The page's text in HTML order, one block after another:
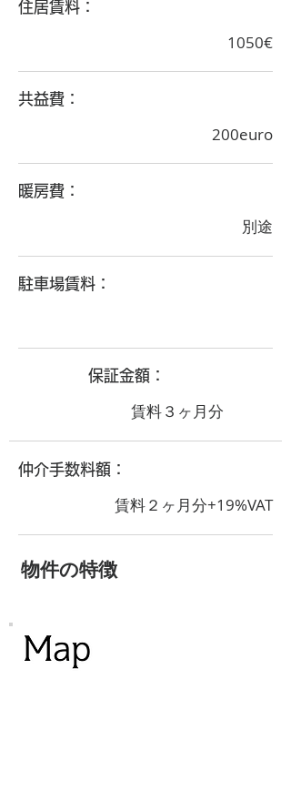
​住居賃料：
1050€
​共益費：
200euro
​暖房費：
別途
​駐車場賃料：
​保証金額：
賃料３ヶ月分
​仲介手数料額：
賃料２ヶ月分+19%VAT
​物件の特徴